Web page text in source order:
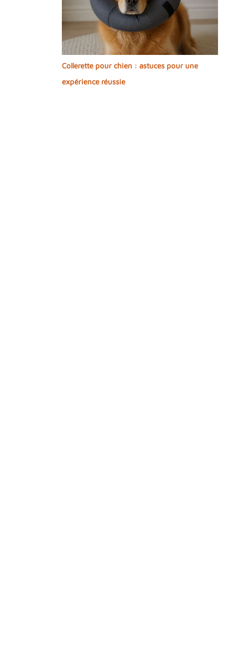
Collerette pour chien : astuces pour une
expérience réussie